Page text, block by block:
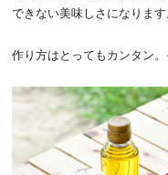
できない美味しさになります
作り方はとってもカンタン